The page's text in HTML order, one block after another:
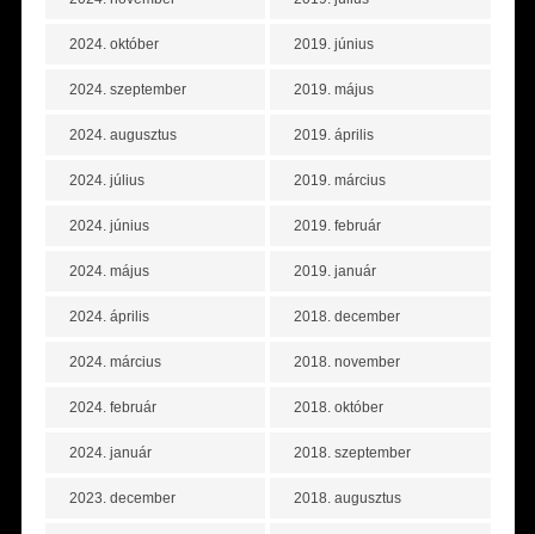
2024. október
2024. szeptember
2024. augusztus
2024. július
2024. június
2024. május
2024. április
2024. március
2024. február
2024. január
2023. december
2019. június
2019. május
2019. április
2019. március
2019. február
2019. január
2018. december
2018. november
2018. október
2018. szeptember
2018. augusztus